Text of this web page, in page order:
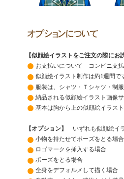
【似顔絵イラストをご注文の際にお
お支払いについて コンビニ支払
似顔絵イラスト制作は約1週間で
服装は、シャツ・Ｔシャツ・制
納品される似顔絵イラスト画像
基本は胸から上の似顔絵イラス
【オプション】
いずれも似顔絵イ
小物を持たせてポーズをとる場
ロゴマークを挿入する場合
ポーズをとる場合
全身をデフォルメして描く場合